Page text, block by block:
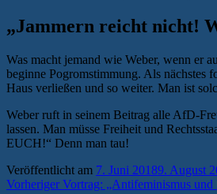
„Jammern reicht nicht!
Was macht jemand wie Weber, wenn er
beginne Pogromstimmung. Als nächstes
Haus verließen und so weiter. Man ist
Weber ruft in seinem Beitrag alle AfD-
lassen. Man müsse Freiheit und
EUCH!“ Denn man tau!
Veröffentlicht am 7. Juni 20189. August
Beitragsnavigation
Vorheriger Vorheriger
Vortrag: „Antifeminismus